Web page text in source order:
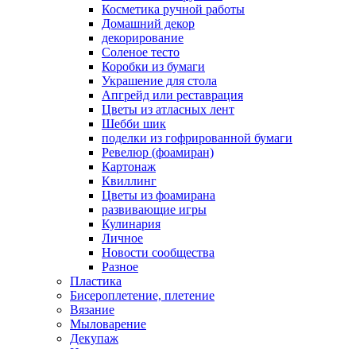
Косметика ручной работы
Домашний декор
декорирование
Соленое тесто
Коробки из бумаги
Украшение для стола
Апгрейд или реставрация
Цветы из атласных лент
Шебби шик
поделки из гофрированной бумаги
Ревелюр (фоамиран)
Картонаж
Квиллинг
Цветы из фоамирана
развивающие игры
Кулинария
Личное
Новости сообщества
Разное
Пластика
Бисероплетение, плетение
Вязание
Мыловарение
Декупаж